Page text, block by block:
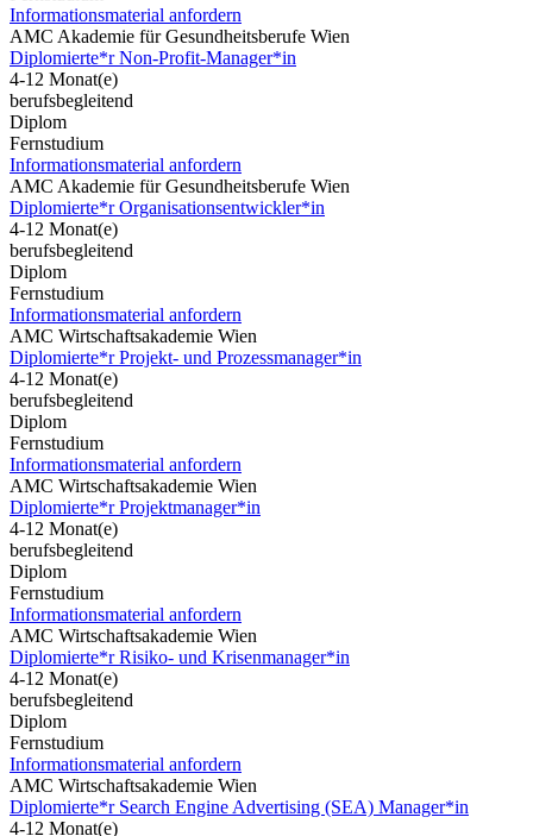
Informationsmaterial anfordern
AMC Akademie für Gesundheitsberufe Wien
Diplomierte*r Non-Profit-Manager*in
4-12 Monat(e)
berufsbegleitend
Diplom
Fernstudium
Informationsmaterial anfordern
AMC Akademie für Gesundheitsberufe Wien
Diplomierte*r Organisationsentwickler*in
4-12 Monat(e)
berufsbegleitend
Diplom
Fernstudium
Informationsmaterial anfordern
AMC Wirtschaftsakademie Wien
Diplomierte*r Projekt- und Prozessmanager*in
4-12 Monat(e)
berufsbegleitend
Diplom
Fernstudium
Informationsmaterial anfordern
AMC Wirtschaftsakademie Wien
Diplomierte*r Projektmanager*in
4-12 Monat(e)
berufsbegleitend
Diplom
Fernstudium
Informationsmaterial anfordern
AMC Wirtschaftsakademie Wien
Diplomierte*r Risiko- und Krisenmanager*in
4-12 Monat(e)
berufsbegleitend
Diplom
Fernstudium
Informationsmaterial anfordern
AMC Wirtschaftsakademie Wien
Diplomierte*r Search Engine Advertising (SEA) Manager*in
4-12 Monat(e)